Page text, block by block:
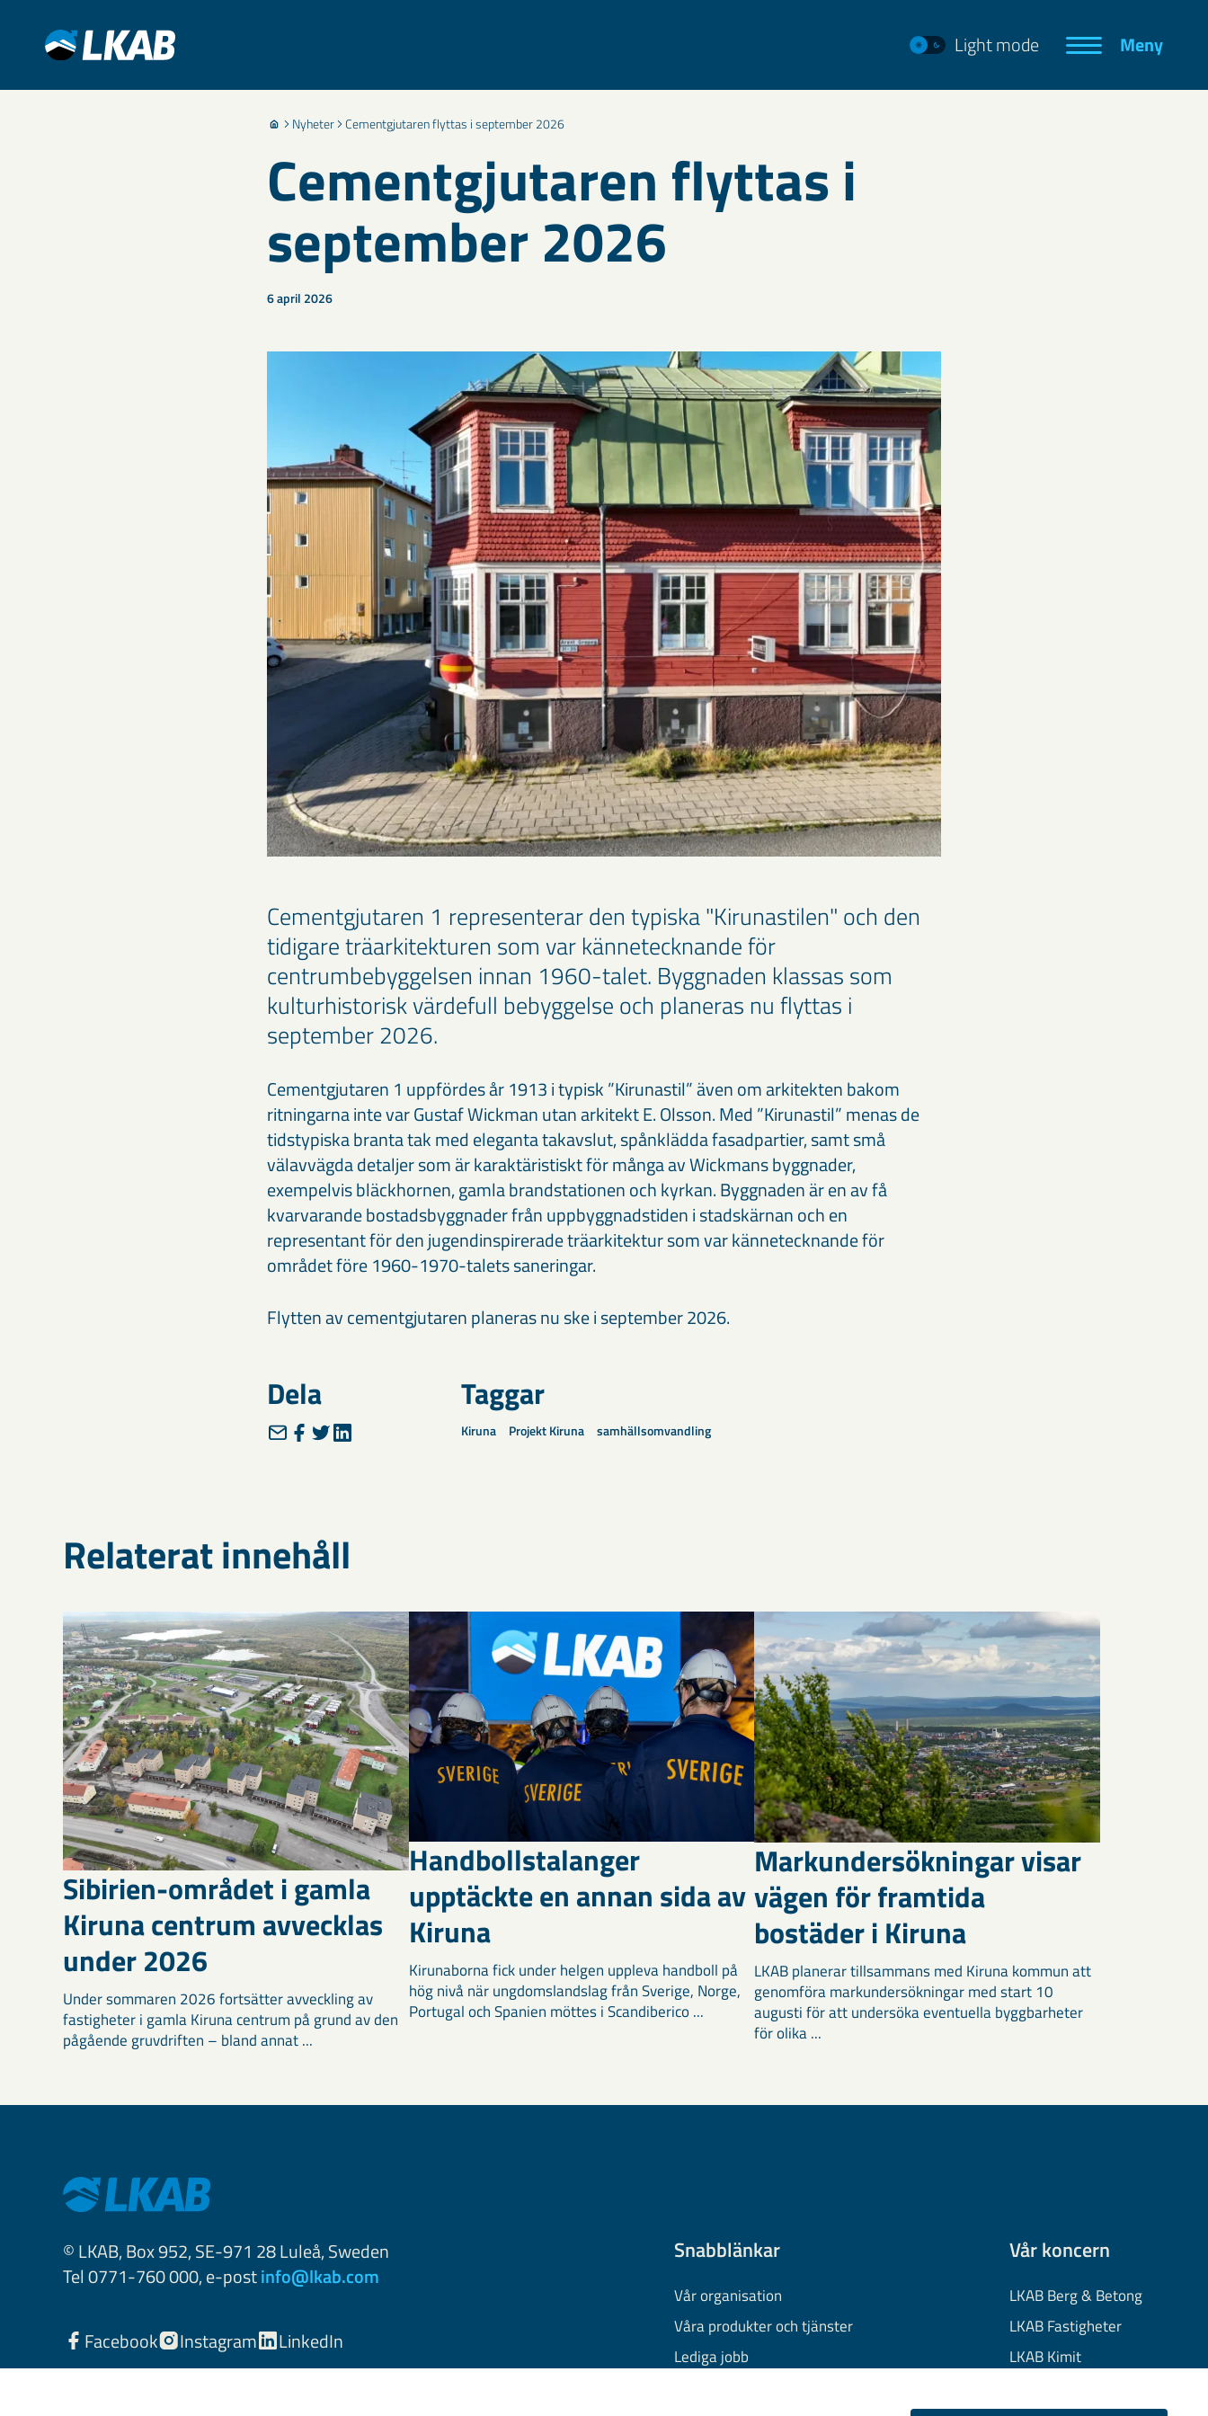
Light mode Meny
Nyheter Cementgjutaren flyttas i september 2026
Cementgjutaren flyttas i
september 2026
6 april 2026
Cementgjutaren 1 representerar den typiska "Kirunastilen" och den
tidigare träarkitekturen som var kännetecknande för
centrumbebyggelsen innan 1960-talet. Byggnaden klassas som
kulturhistorisk värdefull bebyggelse och planeras nu flyttas i
september 2026.
Cementgjutaren 1 uppfördes år 1913 i typisk ”Kirunastil” även om arkitekten bakom
ritningarna inte var Gustaf Wickman utan arkitekt E. Olsson. Med ”Kirunastil” menas de
tidstypiska branta tak med eleganta takavslut, spånklädda fasadpartier, samt små
välavvägda detaljer som är karaktäristiskt för många av Wickmans byggnader,
exempelvis bläckhornen, gamla brandstationen och kyrkan. Byggnaden är en av få
kvarvarande bostadsbyggnader från uppbyggnadstiden i stadskärnan och en
representant för den jugendinspirerade träarkitektur som var kännetecknande för
området före 1960-1970-talets saneringar.
Flytten av cementgjutaren planeras nu ske i september 2026.
Dela Taggar
Kiruna Projekt Kiruna samhällsomvandling
Relaterat innehåll
Sibirien-området i gamla
Kiruna centrum avvecklas
under 2026
Under sommaren 2026 fortsätter avveckling av
fastigheter i gamla Kiruna centrum på grund av den
pågående gruvdriften – bland annat ...
Handbollstalanger
upptäckte en annan sida av
Kiruna
Kirunaborna fick under helgen uppleva handboll på
hög nivå när ungdomslandslag från Sverige, Norge,
Portugal och Spanien möttes i Scandiberico ...
Markundersökningar visar
vägen för framtida
bostäder i Kiruna
LKAB planerar tillsammans med Kiruna kommun att
genomföra markundersökningar med start 10
augusti för att undersöka eventuella byggbarheter
för olika ...
© LKAB, Box 952, SE-971 28 Luleå, Sweden
Tel 0771-760 000, e-postinfo@lkab.com
Facebook Instagram LinkedIn
Snabblänkar
Vår organisation
Våra produkter och tjänster
Lediga jobb
Vår koncern
LKAB Berg & Betong
LKAB Fastigheter
LKAB Kimit